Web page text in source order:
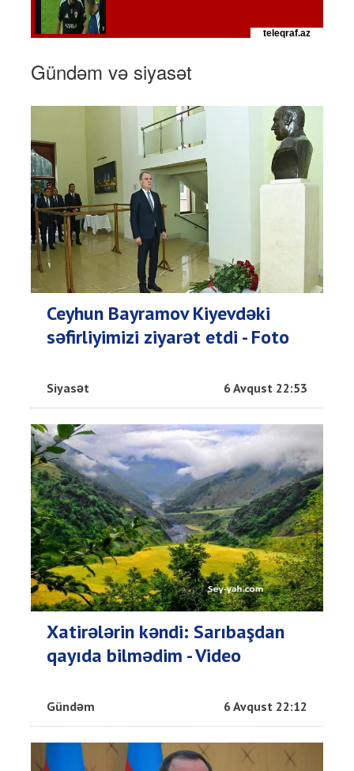
Gündəm və siyasət
Ceyhun Bayramov Kiyevdəki
səfirliyimizi ziyarət etdi - Foto
Siyasət 6 Avqust 22:53
Xatirələrin kəndi: Sarıbaşdan
qayıda bilmədim - Video
Gündəm 6 Avqust 22:12